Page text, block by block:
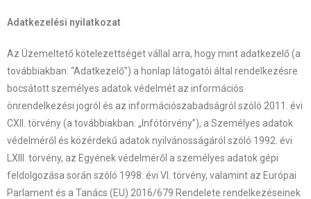
Adatkezelési nyilatkozat
Az Üzemeltető kötelezettséget vállal arra, hogy mint adatkezelő (a
továbbiakban: “Adatkezelő”) a honlap látogatói által rendelkezésre
bocsátott személyes adatok védelmét az információs
önrendelkezési jogról és az információszabadságról szóló 2011. évi
CXII. törvény (a továbbiakban: „Infótörvény”), a Személyes adatok
védelméről és közérdekű adatok nyilvánosságáról szóló 1992. évi
LXIII. törvény, az Egyének védelméről a személyes adatok gépi
feldolgozása során szóló 1998. évi VI. törvény, valamint az Európai
Parlament és a Tanács (EU) 2016/679 Rendelete rendelkezéseinek